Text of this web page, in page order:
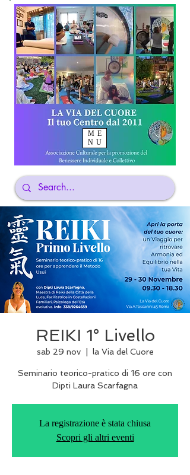
ME
NU
REIKI 1° Livello
sab 29 nov
  |
la Via del Cuore
Seminario teorico-pratico di 16 ore con
Dipti Laura Scarfagna
La registrazione è stata chiusa
Scopri gli altri eventi